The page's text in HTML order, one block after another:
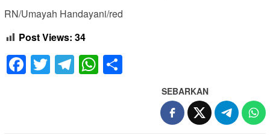
RN/Umayah Handayani/red
Post Views: 34
Facebook
Twitter
Telegram
WhatsApp
SEBARKAN